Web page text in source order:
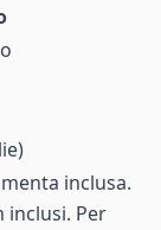
inclusa.
inclusi. Per